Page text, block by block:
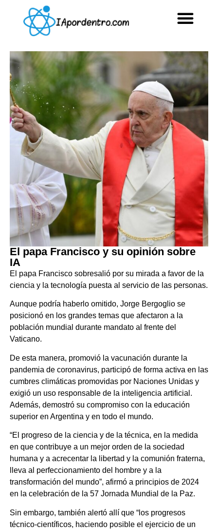
El papa Francisco y su opinión sobre
IA
El papa Francisco sobresalió por su mirada a favor de la
ciencia y la tecnología puesta al servicio de las personas.
Aunque podría haberlo omitido, Jorge Bergoglio se
posicionó en los grandes temas que afectaron a la
población mundial durante mandato al frente del
Vaticano.
De esta manera, promovió la vacunación durante la
pandemia de coronavirus, participó de forma activa en las
cumbres climáticas promovidas por Naciones Unidas y
exigió un uso responsable de la inteligencia artificial.
Además, demostró su compromiso con la educación
superior en Argentina y en todo el mundo.
“El progreso de la ciencia y de la técnica, en la medida
en que contribuye a un mejor orden de la sociedad
humana y a acrecentar la libertad y la comunión fraterna,
lleva al perfeccionamiento del hombre y a la
transformación del mundo”, afirmó a principios de 2024
en la celebración de la 57 Jornada Mundial de la Paz.
Sin embargo, también alertó allí que “los progresos
técnico-científicos, haciendo posible el ejercicio de un